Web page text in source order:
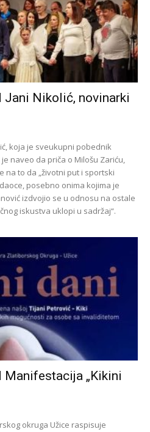
Jani Nikolić, novinarki
koja je sveukupni pobednik
naveo da priča o Milošu Zariću,
na to da „životni put i sportski
posebno onima kojima je
izdvojio se u odnosu na ostale
iskustva uklopi u sadržaj“.
Manifestacija „Kikini
okruga Užice raspisuje